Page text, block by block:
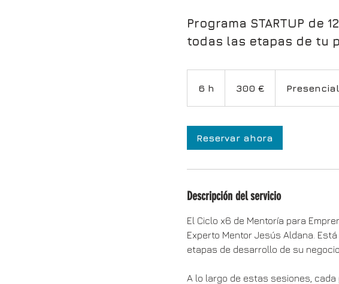
Programa STARTUP de
todas las etapas de tu
6 h 300 €
Reservar ahora
Descripción del servicio
El Ciclo x6 de Mentoría para
Experto Mentor Jesús Aldana.
etapas de desarrollo de su
A lo largo de estas sesiones,